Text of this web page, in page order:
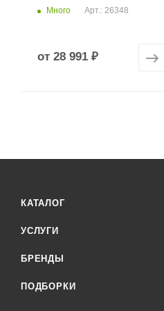
Много Арт.: 26348
от 28 991 ₽
КАТАЛОГ
УСЛУГИ
БРЕНДЫ
ПОДБОРКИ